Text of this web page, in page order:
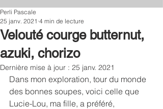
Velouté courge butternut,
azuki, chorizo
Perli Pascale
25 janv. 2021 4 min de lecture
Dernière mise à jour : 25 janv. 2021
Dans mon exploration, tour du monde
des bonnes soupes, voici celle que
Lucie-Lou, ma fille, a préféré,